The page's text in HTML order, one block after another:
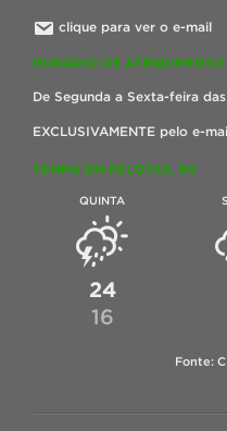
clique para ver o e-mail
HORÁRIO DE ATENDIMENTO
De Segunda a Sexta-feira
EXCLUSIVAMENTE pelo e-
TEMPO EM PELOTAS, RS
QUINTA
24
16
Fonte: